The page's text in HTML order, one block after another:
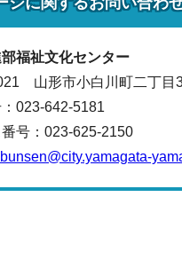
福祉文化センター
山形市小白川町二丁目
023-642-5181
号：023-625-2150